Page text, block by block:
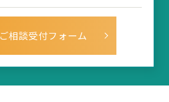
ご相談受付フォーム